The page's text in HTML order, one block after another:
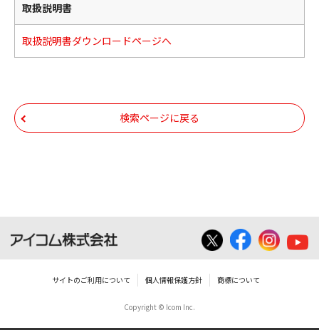
取扱説明書
取扱説明書ダウンロードページへ
検索ページに戻る
サイトのご利用について 個人情報保護方針 商標について
Copyright © Icom Inc.